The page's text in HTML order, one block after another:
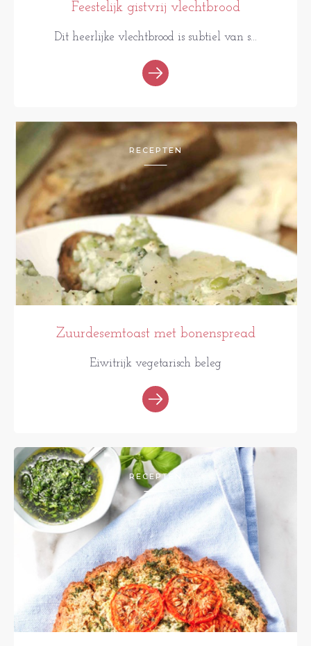
Feestelijk gistvrij vlechtbrood
Dit heerlijke vlechtbrood is subtiel van s...
RECEPTEN
Zuurdesemtoast met bonenspread
Eiwitrijk vegetarisch beleg
RECEPTEN